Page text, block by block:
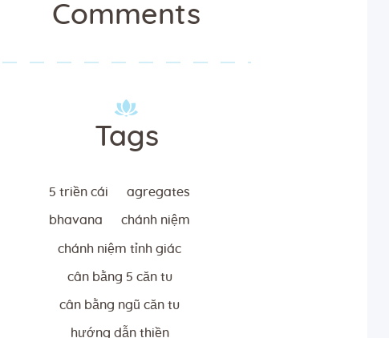
Comments
Tags
5 triền cái agregates
bhavana chánh niệm
chánh niệm tỉnh giác
cân bằng 5 căn tu
cân bằng ngũ căn tu
hướng dẫn thiền